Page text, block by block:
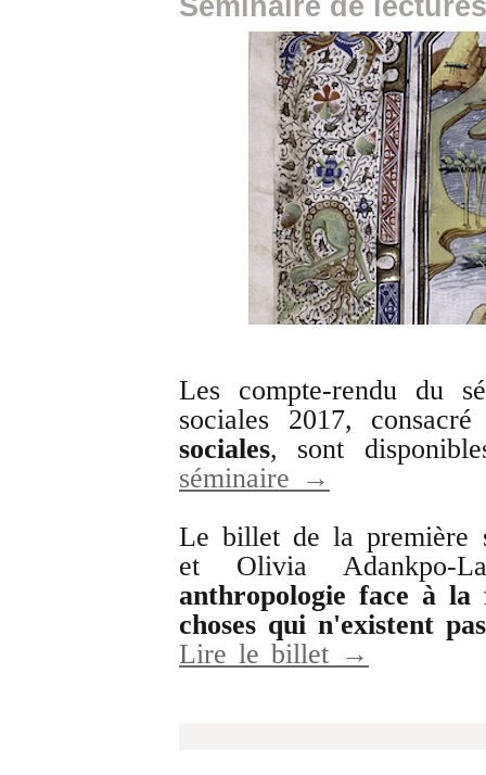
Séminaire de
Les compte-rendu du
sociales 2017,
sociales, sont
séminaire →
Le billet de la première
et Olivia Adankpo-
anthropologie face à
choses qui n'existent
Lire le billet →